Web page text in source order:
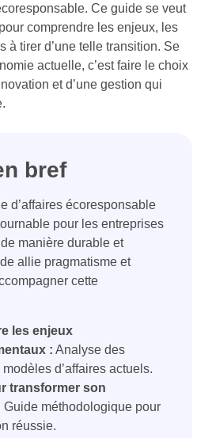
Ce guide se veut
comprendre les enjeux, les
à tirer d’une telle transition. Se
actuelle, c’est faire le choix
et d’une gestion qui
bref
d’affaires écoresponsable
pour les entreprises
manière durable et
allie pragmatisme et
cette
les enjeux
: Analyse des
d’affaires actuels.
transformer son
Guide méthodologique pour
réussie.